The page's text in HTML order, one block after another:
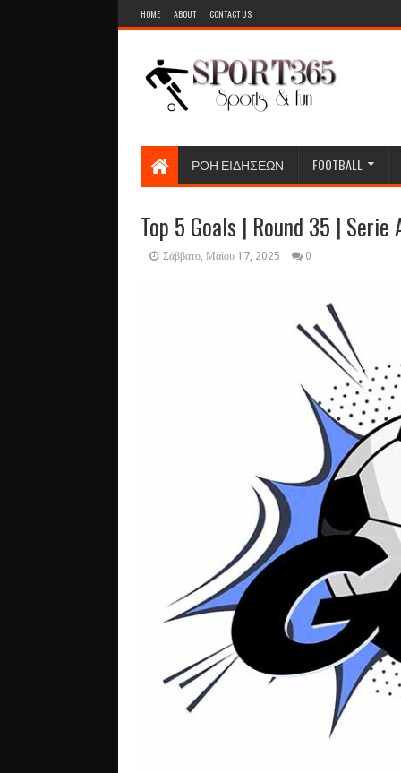
HOME ABOUT CONTACT US
ΡΟΗ ΕΙΔΗΣΕΩΝ FOOTBALL
Top 5 Goals | Round 35 |
Σάββατο, Μαΐου 17, 2025 0